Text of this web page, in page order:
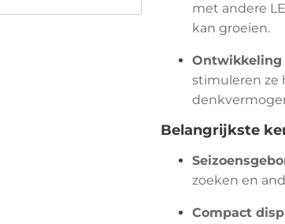
met andere
kan groeien.
Ontwikkeling
stimuleren ze
Belangrijkste
zoeken en
Compact